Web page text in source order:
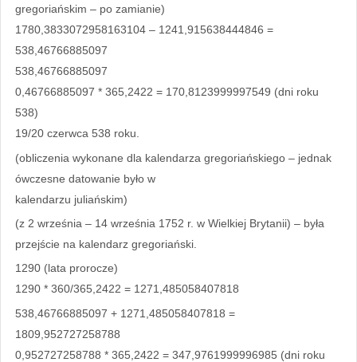
gregoriańskim – po zamianie)
1780,3833072958163104 – 1241,915638444846 =
538,46766885097
538,46766885097
0,46766885097 * 365,2422 = 170,8123999997549 (dni roku
538)
19/20 czerwca 538 roku.
(obliczenia wykonane dla kalendarza gregoriańskiego – jednak
ówczesne datowanie było w
kalendarzu juliańskim)
(z 2 września – 14 września 1752 r. w Wielkiej Brytanii) – była
przejście na kalendarz gregoriański.
1290 (lata prorocze)
1290 * 360/365,2422 = 1271,485058407818
538,46766885097 + 1271,485058407818 =
1809,952727258788
0,952727258788 * 365,2422 = 347,9761999996985 (dni roku